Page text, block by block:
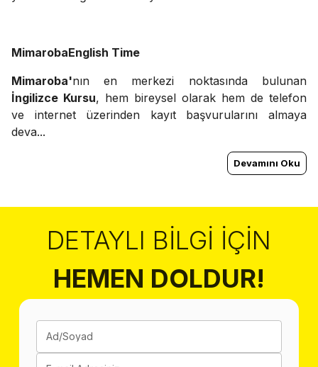
MimarobaEnglish Time
Mimaroba'nın
en merkezi noktasında bulunan
İngilizce Kursu, hem bireysel olarak hem de telefon
ve internet üzerinden kayıt başvurularını almaya
deva...
Devamını Oku
DETAYLI BILGI İÇIN
HEMEN DOLDUR!
Ad/Soyad